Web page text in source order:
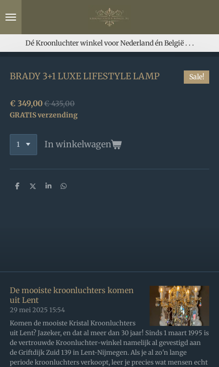
direct
hoofdinhoud
Dé Kroonluchter winkel voor Nederland én België . . .
BRADY 3+1 LUXE LIFESTYLE LAMP Sale!
€ 349,00€ 435,00
GRATIS verzending
In winkelwagen
D
D
S
D
De mooiste kroonluchters komen
uit Lent
29 mei 2025 15:54
Komen de mooiste Kristal Kroonluchters
uit Lent? Jazeker, en dat al meer dan 30 jaar! Sinds 1 maart 1995 is
de vertrouwde Kroonluchter-winkel namelijk al gevestigd aan
de Griftdijk Zuid 139 in Lent-Nijmegen. Als je al zo'n lange
periode kroonluchters verkoopt, leer je precies wat mensen echt